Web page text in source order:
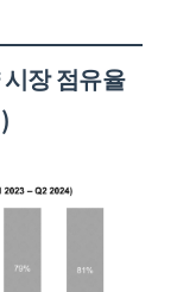
장 점유율